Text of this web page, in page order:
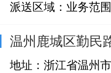
派送区域：业务范围
温州鹿城区勤民
地址：浙江省温州